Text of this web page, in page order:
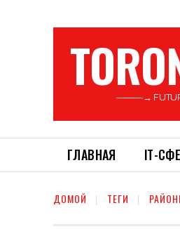
———→
ГЛАВНАЯ ІТ-
ДОМОЙ ТЕГИ